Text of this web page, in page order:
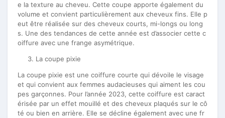
e la texture au cheveu. Cette coupe apporte également du
volume et convient particulièrement aux cheveux fins. Elle p
eut être réalisée sur des cheveux courts, mi-longs ou long
s. Une des tendances de cette année est d’associer cette c
oiffure avec une frange asymétrique.
La coupe pixie
La coupe pixie est une coiffure courte qui dévoile le visage
et qui convient aux femmes audacieuses qui aiment les cou
pes garçonnes. Pour l’année 2023, cette coiffure est caract
érisée par un effet mouillé et des cheveux plaqués sur le cô
té ou bien en arrière. Elle se décline également avec une fr